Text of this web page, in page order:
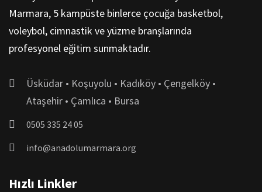
Marmara, 5 kampüste binlerce çocuğa basketbol,
voleybol, cimnastik ve yüzme branşlarında
profesyonel eğitim sunmaktadır.
Üsküdar • Koşuyolu • Kadıköy • Çengelköy •
Ataşehir • Çamlıca • Bursa
0505 335 24 05
info@anadolumarmara.org
Hızlı Linkler